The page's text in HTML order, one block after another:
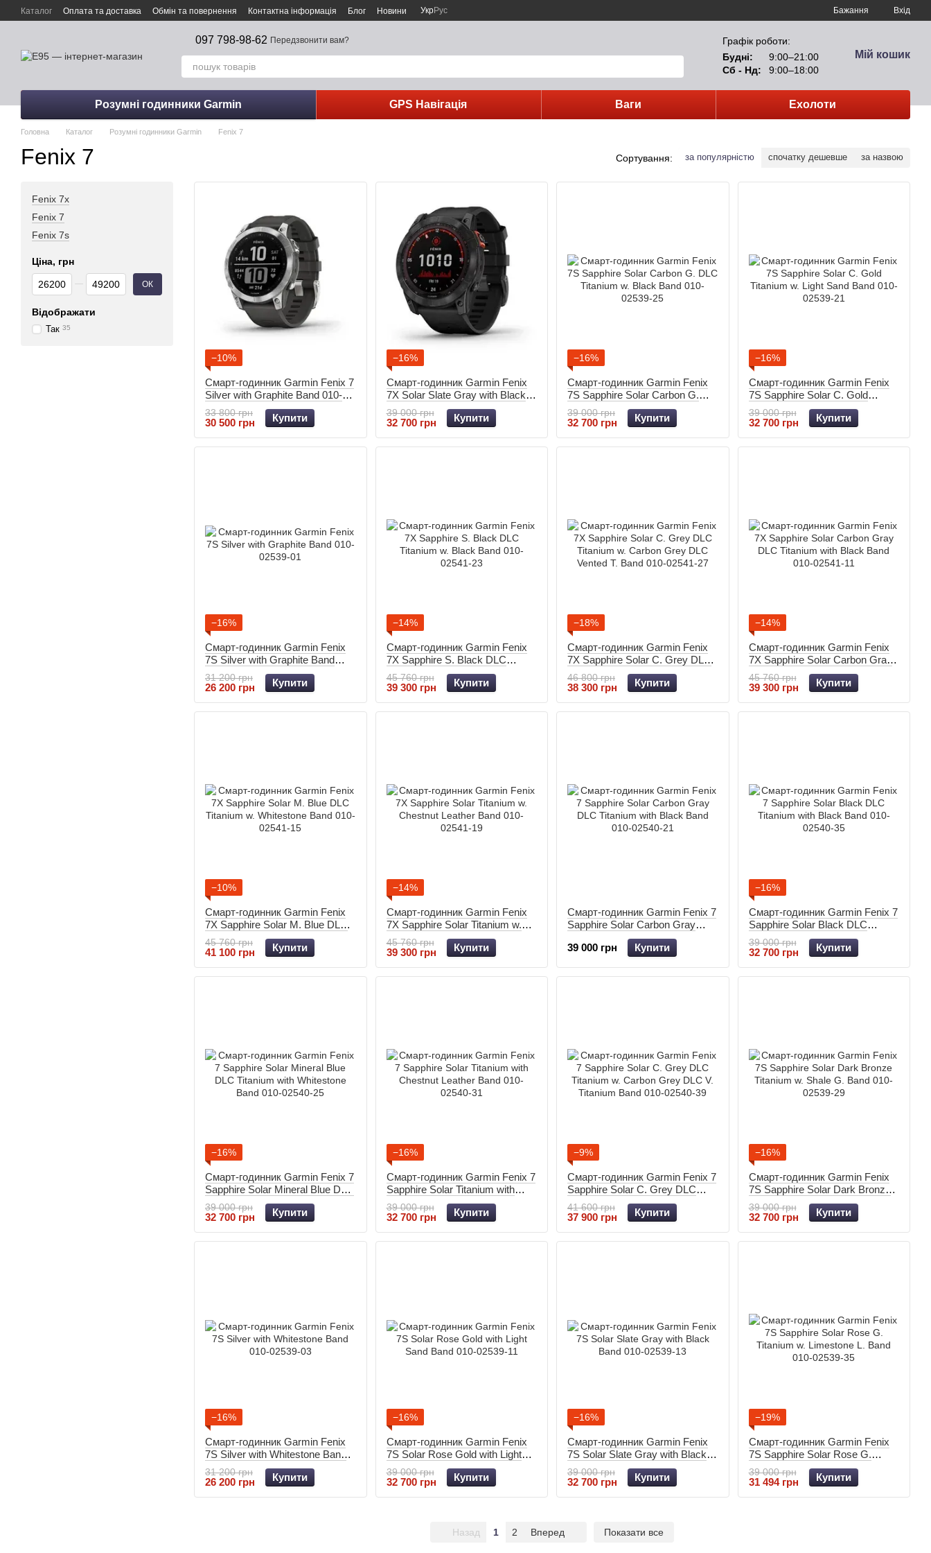
Перейти до основного контенту
Каталог Оплата та доставка Обмін та повернення Контактна інформація Блог Новини УкрРус Бажання Вхід
097 798-98-62 Передзвонити вам?
Графік роботи:
Будні:
9:00–21:00
Сб - Нд:
9:00–18:00
Мій кошик
Розумні годинники Garmin GPS Навігація Ваги Ехолоти
Головна Каталог Розумні годинники Garmin Fenix 7
Fenix 7 Сортування: за популярністю спочатку дешевше за назвою
−10%
Смарт-годинник Garmin Fenix 7
Silver with Graphite Band 010-
02540-01
33 800 грн
30 500 грн Купити
−16%
Смарт-годинник Garmin Fenix
7X Solar Slate Gray with Black
Band 010-02541-01
39 000 грн
32 700 грн Купити
−16%
Смарт-годинник Garmin Fenix
7S Sapphire Solar Carbon G.
DLC Titanium w. Black Band
010-02539-25
39 000 грн
32 700 грн Купити
−16%
Смарт-годинник Garmin Fenix
7S Sapphire Solar C. Gold
Titanium w. Light Sand Band 010-
02539-21
39 000 грн
32 700 грн Купити
−16%
Смарт-годинник Garmin Fenix
7S Silver with Graphite Band
010-02539-01
31 200 грн
26 200 грн Купити
−14%
Смарт-годинник Garmin Fenix
7X Sapphire S. Black DLC
Titanium w. Black Band 010-
02541-23
45 760 грн
39 300 грн Купити
−18%
Смарт-годинник Garmin Fenix
7X Sapphire Solar C. Grey DLC
Titanium w. Carbon Grey DLC
Vented T. Band 010-02541-27
46 800 грн
38 300 грн Купити
−14%
Смарт-годинник Garmin Fenix
7X Sapphire Solar Carbon Gray
DLC Titanium with Black Band
010-02541-11
45 760 грн
39 300 грн Купити
−10%
Смарт-годинник Garmin Fenix
7X Sapphire Solar M. Blue DLC
Titanium w. Whitestone Band
010-02541-15
45 760 грн
41 100 грн Купити
−14%
Смарт-годинник Garmin Fenix
7X Sapphire Solar Titanium w.
Chestnut Leather Band 010-
02541-19
45 760 грн
39 300 грн Купити
Смарт-годинник Garmin Fenix 7
Sapphire Solar Carbon Gray
DLC Titanium with Black Band
010-02540-21
39 000 грн Купити
−16%
Смарт-годинник Garmin Fenix 7
Sapphire Solar Black DLC
Titanium with Black Band 010-
02540-35
39 000 грн
32 700 грн Купити
−16%
Смарт-годинник Garmin Fenix 7
Sapphire Solar Mineral Blue DLC
Titanium with Whitestone Band
010-02540-25
39 000 грн
32 700 грн Купити
−16%
Смарт-годинник Garmin Fenix 7
Sapphire Solar Titanium with
Chestnut Leather Band 010-
02540-31
39 000 грн
32 700 грн Купити
−9%
Смарт-годинник Garmin Fenix 7
Sapphire Solar C. Grey DLC
Titanium w. Carbon Grey DLC V.
Titanium Band 010-02540-39
41 600 грн
37 900 грн Купити
−16%
Смарт-годинник Garmin Fenix
7S Sapphire Solar Dark Bronze
Titanium w. Shale G. Band 010-
02539-29
39 000 грн
32 700 грн Купити
−16%
Смарт-годинник Garmin Fenix
7S Silver with Whitestone Band
010-02539-03
31 200 грн
26 200 грн Купити
−16%
Смарт-годинник Garmin Fenix
7S Solar Rose Gold with Light
Sand Band 010-02539-11
39 000 грн
32 700 грн Купити
−16%
Смарт-годинник Garmin Fenix
7S Solar Slate Gray with Black
Band 010-02539-13
39 000 грн
32 700 грн Купити
−19%
Смарт-годинник Garmin Fenix
7S Sapphire Solar Rose G.
Titanium w. Limestone L. Band
010-02539-35
39 000 грн
31 494 грн Купити
Назад 1 2 Вперед Показати все
Fenix 7x
Fenix 7
Fenix 7s
Ціна, грн
Від Ціна, грн
До Ціна, грн ОК
Відображати
Так 35